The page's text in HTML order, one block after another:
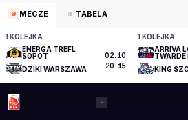
MECZE TABELA
1 KOLEJKA
ENERGA TREFL
SOPOT
DZIKI WARSZAWA
02.10
20:15
1 KOLEJKA
ARRIVA
TWARDE
KING